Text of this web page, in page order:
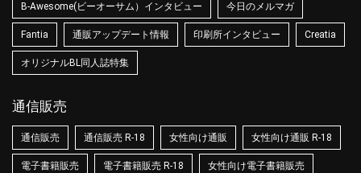
B-Awesome(ビーオーサム）インタビュー 今日のメルマガ
Fantia 通販アップデート情報 印刷所インタビュー Creatia
オリジナルBL同人誌特集
通信販売
通信販売 通信販売 R-18 女性向け通販 女性向け通販 R-18
電子書籍販売 電子書籍販売 R-18 女性向け電子書籍販売